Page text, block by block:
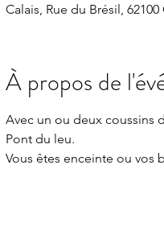
Calais, Rue du Brésil, 62100
À propos de
Avec un ou deux coussins
Pont du leu.
Vous êtes enceinte ou vos